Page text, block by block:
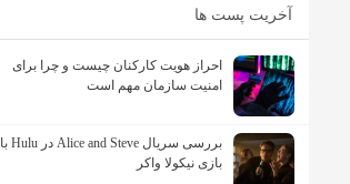
آخریت پست ها
احراز هویت کارکنان چیست و چرا برای
امنیت سازمان مهم است
بررسی سریال Alice and Steve در Hulu با
بازی نیکولا واکر